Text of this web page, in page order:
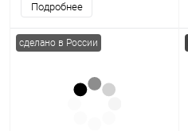
Подробнее
сделано в России